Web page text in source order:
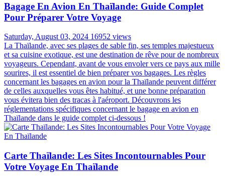
Bagage En Avion En Thaïlande: Guide Complet
Pour Préparer Votre Voyage
Saturday, August 03, 2024 16952 views
La Thaïlande, avec ses plages de sable fin, ses temples majestueux
et sa cuisine exotique, est une destination de rêve pour de nombreux
voyageurs. Cependant, avant de vous envoler vers ce pays aux mille
sourires, il est essentiel de bien préparer vos bagages. Les règles
concernant les bagages en avion pour la Thaïlande peuvent différer
de celles auxquelles vous êtes habitué, et une bonne préparation
vous évitera bien des tracas à l'aéroport. Découvrons les
réglementations spécifiques concernant le bagage en avion en
Thaïlande dans le guide complet ci-dessous !
Carte Thaïlande: Les Sites Incontournables Pour
Votre Voyage En Thaïlande